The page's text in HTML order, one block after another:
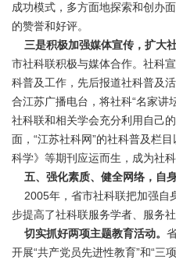
成功模式，多方面地探索和创办
的赞誉和好评。
三是积极加强媒体宣传，扩大
市社科联积极与媒体合作。社科
科普及工作，先后报道社科普及
合江苏广播电台，将社科“名家讲
社科联和相关学会充分利用自己
面，“江苏社科网”的社科普及栏
科学》等期刊应运而生，成为社科
五、强化素质、健全网络，自
2005年，省市社科联把加强自
步提高了社科联服务学者、服务
切实抓好两项主题教育活动。
开展“共产党员先进性教育”和“三